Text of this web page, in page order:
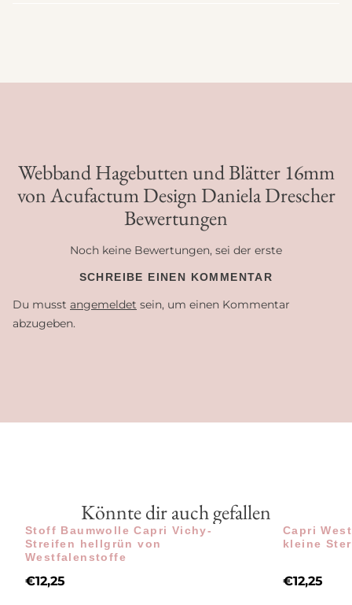
Webband Hagebutten und Blätter 16mm
von Acufactum Design Daniela Drescher
Bewertungen
Noch keine Bewertungen, sei der erste
SCHREIBE EINEN KOMMENTAR
Du musst angemeldet sein, um einen Kommentar
abzugeben.
Könnte dir auch gefallen
Stoff Baumwolle Capri Vichy-
Streifen hellgrün von
Westfalenstoffe
€12,25
Capri
kleine
€12,25